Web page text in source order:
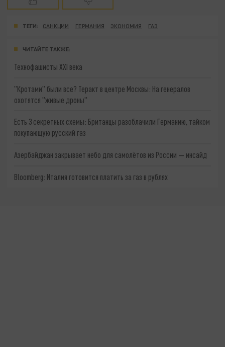
ТЕГИ: САНКЦИИ ГЕРМАНИЯ ЭКОНОМИЯ ГАЗ
ЧИТАЙТЕ ТАКЖЕ:
Технофашисты XXI века
"Кротами" были все? Теракт в центре Москвы: На генералов
охотятся "живые дроны"
Есть 3 секретных схемы: Британцы разоблачили Германию, тайком
покупающую русский газ
Азербайджан закрывает небо для самолётов из России — инсайд
Bloomberg: Италия готовится платить за газ в рублях